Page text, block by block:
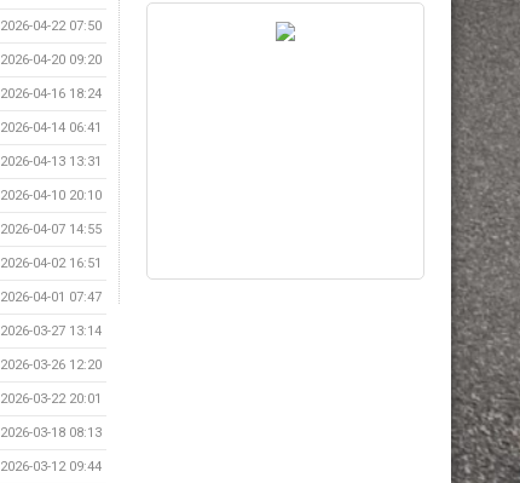
2026-04-22 07:50
2026-04-20 09:20
2026-04-16 18:24
2026-04-14 06:41
2026-04-13 13:31
2026-04-10 20:10
2026-04-07 14:55
2026-04-02 16:51
2026-04-01 07:47
2026-03-27 13:14
2026-03-26 12:20
2026-03-22 20:01
2026-03-18 08:13
2026-03-12 09:44